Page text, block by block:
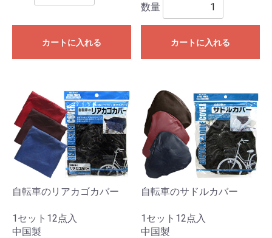
カートに入れる
数量
カートに入れる
自転車のリアカゴカバー
1セット12点入
中国製
自転車のサドルカバー
1セット12点入
中国製